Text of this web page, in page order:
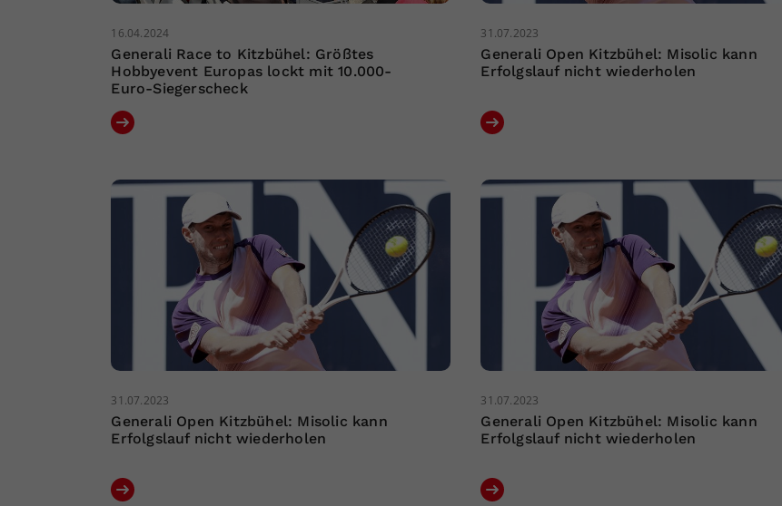
16.04.2024
Generali Race to Kitzbühel: Größtes
Hobbyevent Europas lockt mit 10.000-
Euro-Siegerscheck
31.07.2023
Generali Open Kitzbühel: Misolic kann
Erfolgslauf nicht wiederholen
31.07.2023
Generali Open Kitzbühel: Misolic kann
Erfolgslauf nicht wiederholen
31.07.2023
Generali Open Kitzbühel: Misolic kann
Erfolgslauf nicht wiederholen